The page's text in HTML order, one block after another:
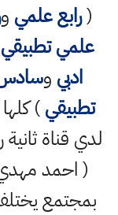
(رابع علمي و
علمي تطبيقي
ادبي وسادس
تطبيقي)
لدي قناة
بمجتمع